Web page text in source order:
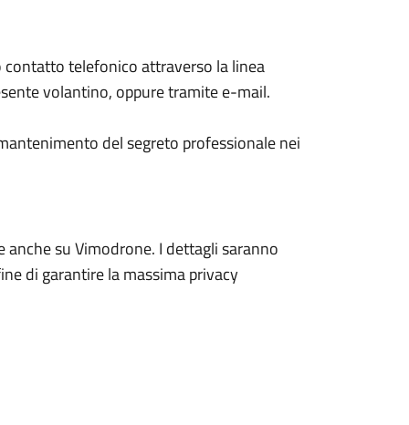
telefonico attraverso la linea
volantino, oppure tramite e-mail.
del segreto professionale nei
anche su Vimodrone. I dettagli saranno
di garantire la massima privacy